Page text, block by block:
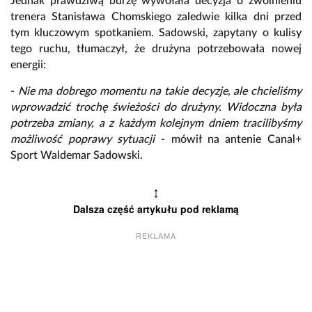
trenera Stanisława Chomskiego zaledwie kilka dni przed
tym kluczowym spotkaniem. Sadowski, zapytany o kulisy
tego ruchu, tłumaczył, że drużyna potrzebowała nowej
energii:
- Nie ma dobrego momentu na takie decyzje, ale chcieliśmy
wprowadzić trochę świeżości do drużyny. Widoczna była
potrzeba zmiany, a z każdym kolejnym dniem tracilibyśmy
możliwość poprawy sytuacji - mówił na antenie Canal+
Sport Waldemar Sadowski.
↕
Dalsza część artykułu pod reklamą
REKLAMA